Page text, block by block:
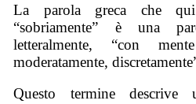
La parola greca che
“sobriamente” è una
letteralmente, “con
moderatamente,
Questo termine descrive